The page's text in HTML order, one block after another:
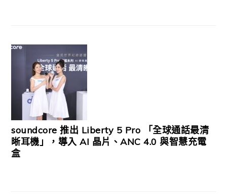
soundcore 推出 Liberty 5 Pro 「全球通話最清
晰耳機」，導入 AI 晶片、ANC 4.0 與智慧充電
盒